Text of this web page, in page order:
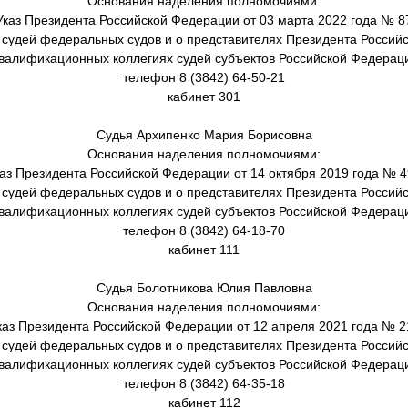
Президента Российской Федерации от 03 марта 2022 года №
федеральных судов и о представителях Президента
коллегиях судей субъектов Российской
телефон 8 (3842) 64-50-21
кабинет 301
Судья Архипенко Мария Борисовна
Основания наделения полномочиями:
Президента Российской Федерации от 14 октября 2019 года №
федеральных судов и о представителях Президента
коллегиях судей субъектов Российской
телефон 8 (3842) 64-18-70
кабинет 111
Судья Болотникова Юлия Павловна
Основания наделения полномочиями:
Президента Российской Федерации от 12 апреля 2021 года №
федеральных судов и о представителях Президента
коллегиях судей субъектов Российской
телефон 8 (3842) 64-35-18
кабинет 112